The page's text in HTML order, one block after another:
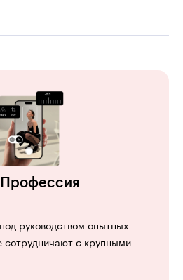
руководством опытных
сотрудничают с крупными